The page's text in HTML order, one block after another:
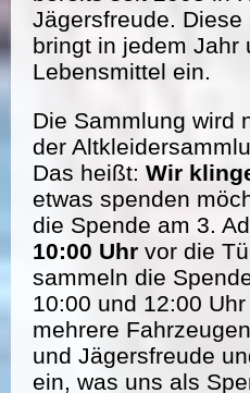
Jägersfreude.
bringt in jedem Jahr
Lebensmittel ein.
Die Sammlung wird
der
Das heißt: Wir
etwas spenden
die Spende am 3.
10:00 Uhr vor die
sammeln die
10:00 und 12:00
mehrere
und Jägersfreude
ein, was uns als